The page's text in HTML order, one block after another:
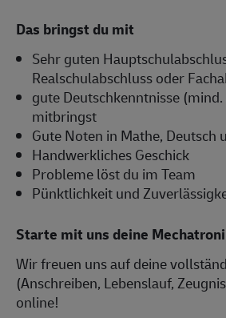
Das bringst du mit
Sehr guten
Realschulabschluss oder
gute Deutschkenntnisse
mitbringst
Gute Noten in Mathe, Deutsch
Handwerkliches Geschick
Probleme löst du im Team
Pünktlichkeit und
Starte mit uns deine
Wir freuen uns auf deine
(Anschreiben, Lebenslauf,
online!